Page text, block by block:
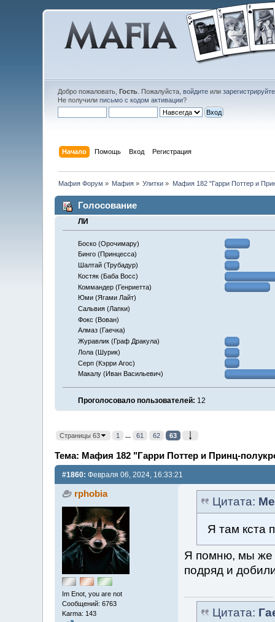
Добро пожаловать, Гость. Пожалуйста, войдитеили
Не получили письмо с кодом активации?
Начало Помощь Вход Регистрация
Мафия Форум » Мафия » Улитки » Мафия 182 "Гарри Поттер и
Голосование
ЛИ
Боско (Орочимару)
Бинго (Принцесса)
Шалтай (Трубадур)
Костяк (Баба Восс)
Коммандер (Генриетта)
Юми (Ягами Лайт)
Сальвия (Лапки)
Фокс (Вован)
Алмаз (Гаечка)
Журавлик (Граф Дракула)
Лола (Шурик)
Серп (Кэрри Агос)
Макалу (Иван Васильевич)
Проголосовало пользователей: 12
Страницы 63 1 ... 61 62 63
Тема: Мафия 182 "Гарри Поттер и Принц-
#1860: Февраля 06, 2024, 16:33:21
rphobia
Im Enot, you are not
Сообщений: 6763
Karma: 143
Цитата:
Я там кста
Я помню, мы же
подряд и
Цитата: